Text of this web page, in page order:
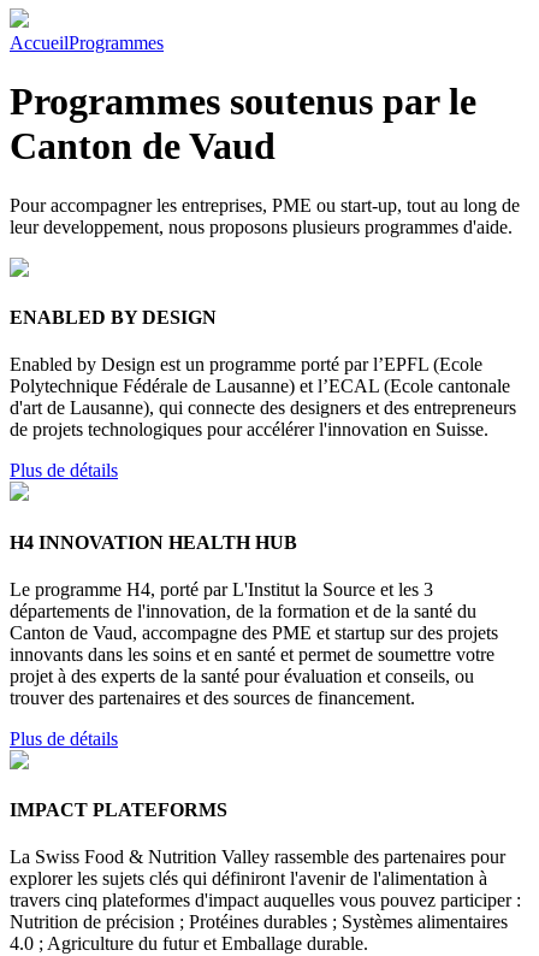
users
use
swipe
gestures.
AccueilProgrammes
Programmes soutenus par le
Canton de Vaud
Pour accompagner les entreprises, PME ou start-up, tout au long de
leur developpement, nous proposons plusieurs programmes d'aide.
ENABLED BY DESIGN
Enabled by Design est un programme porté par l’EPFL (Ecole
Polytechnique Fédérale de Lausanne) et l’ECAL (Ecole cantonale
d'art de Lausanne), qui connecte des designers et des entrepreneurs
de projets technologiques pour accélérer l'innovation en Suisse.
Plus de détails
H4 INNOVATION HEALTH HUB
Le programme H4, porté par L'Institut la Source et les 3
départements de l'innovation, de la formation et de la santé du
Canton de Vaud, accompagne des PME et startup sur des projets
innovants dans les soins et en santé et permet de soumettre votre
projet à des experts de la santé pour évaluation et conseils, ou
trouver des partenaires et des sources de financement.
Plus de détails
IMPACT PLATEFORMS
La Swiss Food & Nutrition Valley rassemble des partenaires pour
explorer les sujets clés qui définiront l'avenir de l'alimentation à
travers cinq plateformes d'impact auquelles vous pouvez participer :
Nutrition de précision ; Protéines durables ; Systèmes alimentaires
4.0 ; Agriculture du futur et Emballage durable.